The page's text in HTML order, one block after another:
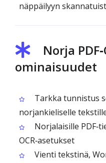
näppäilyyn
Norja
ominaisuudet
Tarkka tunnistus
norjankieliselle
Norjalaisille
OCR‑asetukset
Vienti tekstinä,